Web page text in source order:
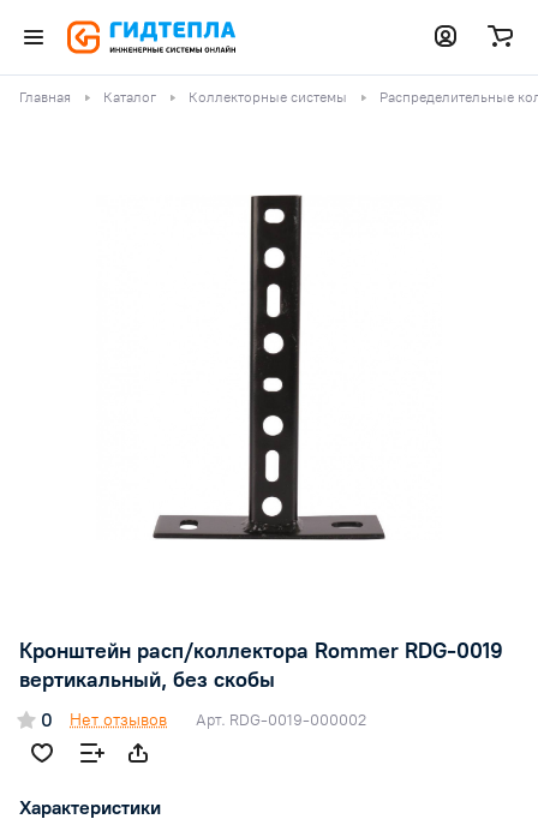
Главная Каталог Коллекторные системы Распределительные
Кронштейн расп/коллектора Rommer RDG-0019
вертикальный, без скобы
0 Нет отзывов Арт. RDG-0019-000002
Характеристики